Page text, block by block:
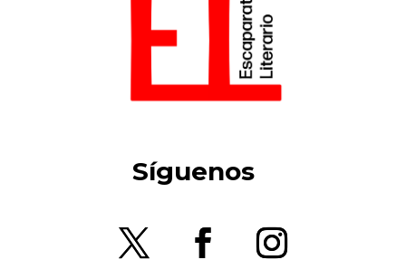
Síguenos